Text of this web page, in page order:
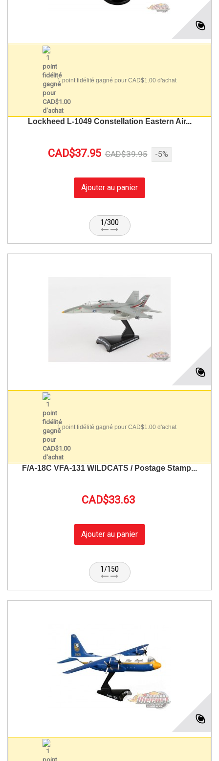
1 point fidélité gagné pour CAD$1.00 d'achat
Lockheed L-1049 Constellation Eastern Air...
CAD$37.95 CAD$39.95 -5%
Ajouter au panier
1/300
1 point fidélité gagné pour CAD$1.00 d'achat
F/A-18C VFA-131 WILDCATS / Postage Stamp...
CAD$33.63
Ajouter au panier
1/150